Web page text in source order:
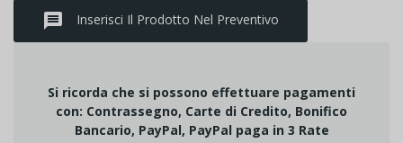
message Inserisci Il Prodotto Nel Preventivo
Si ricorda che si possono effettuare pagamenti
con: Contrassegno, Carte di Credito, Bonifico
Bancario, PayPal, PayPal paga in 3 Rate